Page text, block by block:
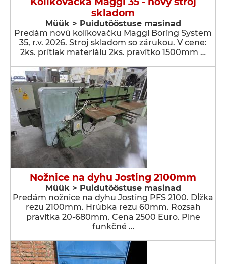
skladom
Müük > Puidutööstuse masinad
Predám novú kolíkovačku Maggi Boring System
35, r.v. 2026. Stroj skladom so zárukou. V cene:
2ks. prítlak materiálu 2ks. pravítko 1500mm …
Nožnice na dyhu Josting 2100mm
Müük > Puidutööstuse masinad
Predám nožnice na dyhu Josting PFS 2100. Dĺžka
rezu 2100mm. Hrúbka rezu 60mm. Rozsah
pravítka 20-680mm. Cena 2500 Euro. Plne
funkčné …